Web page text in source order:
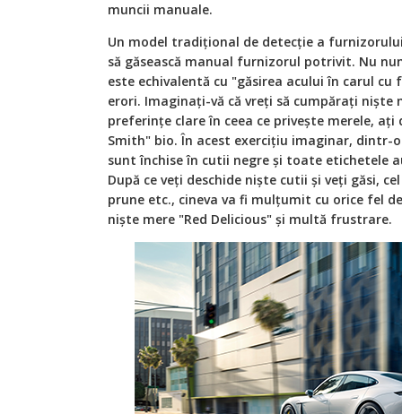
muncii manuale.
Un model tradițional de detecție a
să găsească manual furnizorul potrivit. Nu
este echivalentă cu "găsirea acului în carul cu
erori. Imaginați-vă că vreți să cumpărați niște
preferințe clare în ceea ce privește merele,
Smith" bio. În acest exercițiu imaginar,
sunt închise în cutii negre și toate etichetele
După ce veți deschide niște cutii și veți găsi,
prune etc., cineva va fi mulțumit cu orice fel
niște mere "Red Delicious" și multă frustrare.